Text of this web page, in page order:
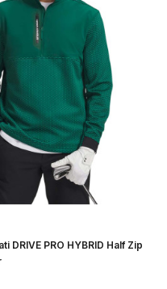
DRIVE PRO HYBRID Half Zip